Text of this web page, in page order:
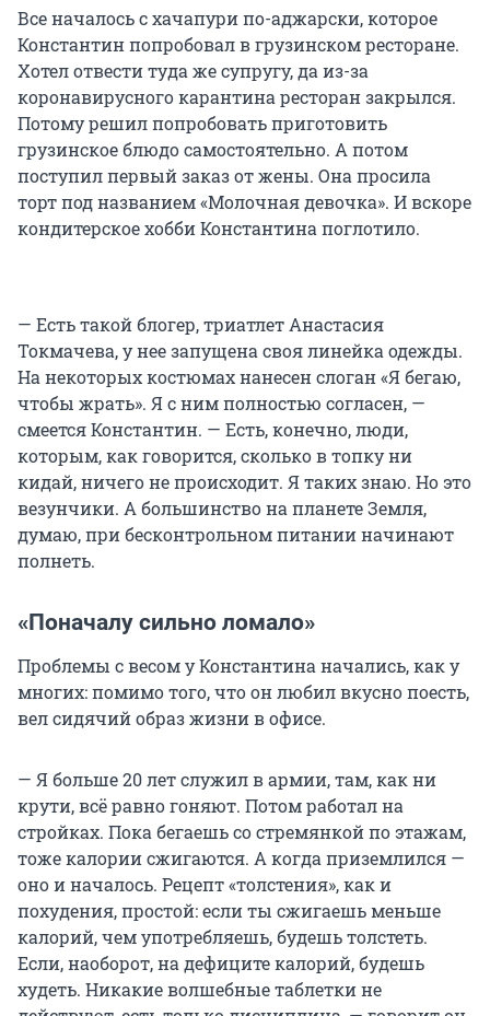
Все началось с хачапури по-аджарски, которое
Константин попробовал в грузинском ресторане.
Хотел отвести туда же супругу, да из-за
коронавирусного карантина ресторан закрылся.
Потому решил попробовать приготовить
грузинское блюдо самостоятельно. А потом
поступил первый заказ от жены. Она просила
торт под названием «Молочная девочка». И вскоре
кондитерское хобби Константина поглотило.
— Есть такой блогер, триатлет Анастасия
Токмачева, у нее запущена своя линейка одежды.
На некоторых костюмах нанесен слоган «Я бегаю,
чтобы жрать». Я с ним полностью согласен, —
смеется Константин. — Есть, конечно, люди,
которым, как говорится, сколько в топку ни
кидай, ничего не происходит. Я таких знаю. Но это
везунчики. А большинство на планете Земля,
думаю, при бесконтрольном питании начинают
полнеть.
«Поначалу сильно ломало»
Проблемы с весом у Константина начались, как у
многих: помимо того, что он любил вкусно поесть,
вел сидячий образ жизни в офисе.
— Я больше20 летслужил в армии, там, как ни
крути, всё равно гоняют. Потом работал на
стройках. Пока бегаешь со стремянкой по этажам,
тоже калории сжигаются. А когда приземлился —
оно и началось. Рецепт «толстения», как и
похудения, простой: если ты сжигаешь меньше
калорий, чем употребляешь, будешь толстеть.
Если, наоборот, на дефиците калорий, будешь
худеть. Никакие волшебные таблетки не